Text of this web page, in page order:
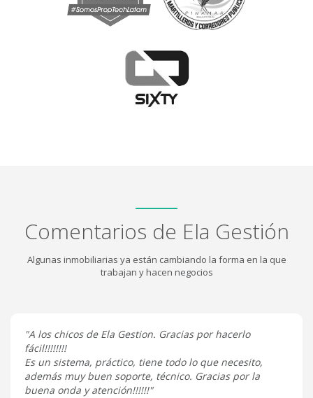
Comentarios de Ela Gestión
Algunas inmobiliarias ya están cambiando la forma en la que
trabajan y hacen negocios
"A los chicos de Ela Gestion. Gracias por hacerlo
fácil!!!!!!!!
Es un sistema, práctico, tiene todo lo que necesito,
además muy buen soporte, técnico. Gracias por la
buena onda y atención!!!!!!"